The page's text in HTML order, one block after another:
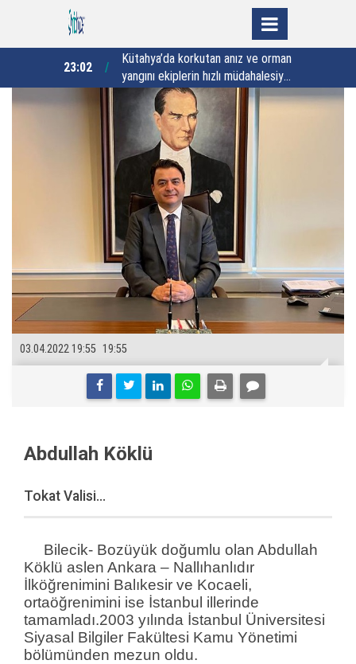
23:02
Kütahya’da korkutan anız ve orman
yangını ekiplerin hızlı müdahalesiyle
kontrol altına alındı
19:55
03.04.2022 19:55
Abdullah Köklü
Tokat Valisi...
Bilecik- Bozüyük doğumlu olan Abdullah
Köklü aslen Ankara – Nallıhanlıdır
İlköğrenimini Balıkesir ve Kocaeli,
ortaöğrenimini ise İstanbul illerinde
tamamladı.2003 yılında İstanbul Üniversitesi
Siyasal Bilgiler Fakültesi Kamu Yönetimi
bölümünden mezun oldu.